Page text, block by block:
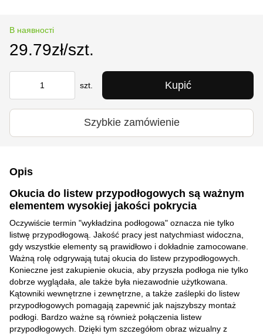
В наявності
29.79zł/szt.
szt. Kupić
Szybkie zamówienie
Opis
Okucia do listew przypodłogowych są ważnym
elementem wysokiej jakości pokrycia
Oczywiście termin "wykładzina podłogowa" oznacza nie tylko
listwę przypodłogową. Jakość pracy jest natychmiast widoczna,
gdy wszystkie elementy są prawidłowo i dokładnie zamocowane.
Ważną rolę odgrywają tutaj okucia do listew przypodłogowych.
Konieczne jest zakupienie okucia, aby przyszła podłoga nie tylko
dobrze wyglądała, ale także była niezawodnie użytkowana.
Kątowniki wewnętrzne i zewnętrzne, a także zaślepki do listew
przypodłogowych pomagają zapewnić jak najszybszy montaż
podłogi. Bardzo ważne są również połączenia listew
przypodłogowych. Dzięki tym szczegółom obraz wizualny z